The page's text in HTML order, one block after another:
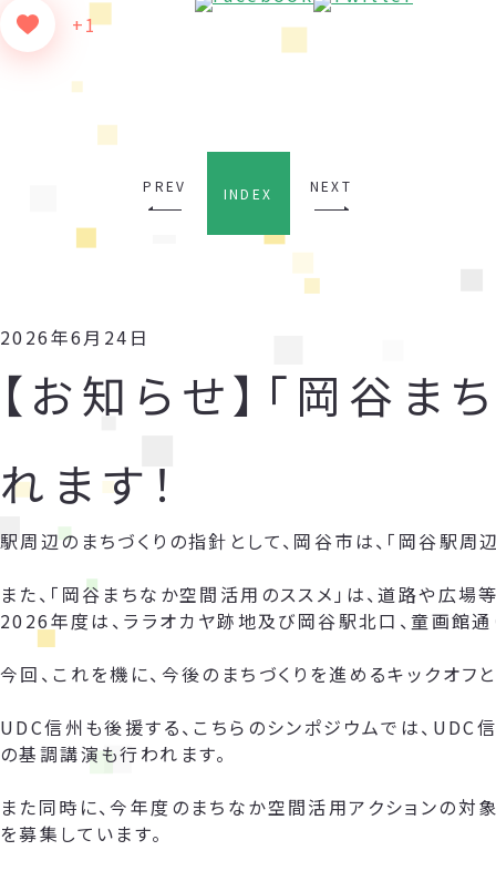
+1
PREV INDEX NEXT
2026年6月24日
【お知らせ】「岡谷
れます！
駅周辺のまちづくりの指針として、岡谷市は、「岡谷駅周
また、「岡谷まちなか空間活用のススメ」は、道路や広
2026年度は、ララオカヤ跡地及び岡谷駅北口、童画館通
今回、これを機に、今後のまちづくりを進めるキックオフ
UDC信州も後援する、こちらのシンポジウムでは、
の基調講演も行われます。
また同時に、今年度のまちなか空間活用アクションの対
を募集しています。